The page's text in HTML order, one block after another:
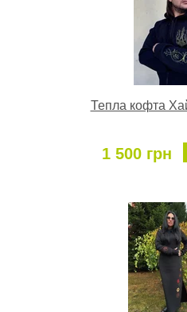
Тепла кофта
1 500 грн